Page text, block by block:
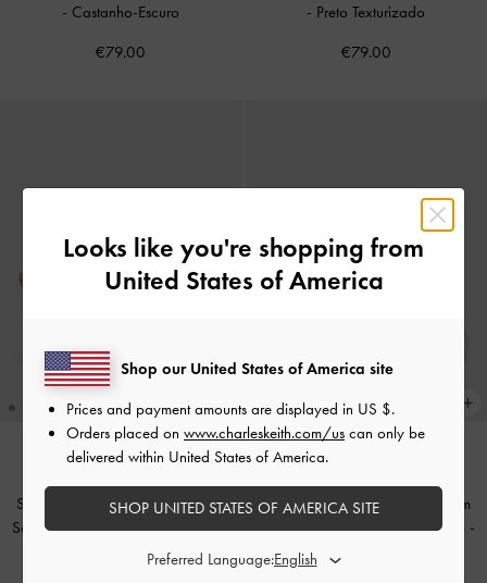
- Castanho-Escuro
€79.00
- Preto Texturizado
€79.00
Scarpin Slingback de Cetim com
Salto Agulha e Detalhe Franzido-
Scarpin Slingback de Cetim com
Salto Agulha e Detalhe Franzido -
Looks like you're shopping from
United States of America
Shop our United States of America site
Prices and payment amounts are displayed in US $.
Orders placed on www.charleskeith.com/us can only be
delivered within United States of America.
SHOP UNITED STATES OF AMERICA SITE
Preferred Language: